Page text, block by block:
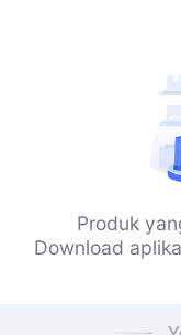
Produk
Download